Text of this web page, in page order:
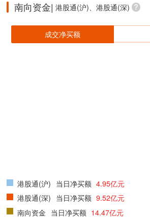
南向资金| 港股通(沪)、港股通(深)
成交净买额
港股通(沪) 当日净买额 4.95亿元
港股通(深) 当日净买额 9.52亿元
南向资金 当日净买额 14.47亿元